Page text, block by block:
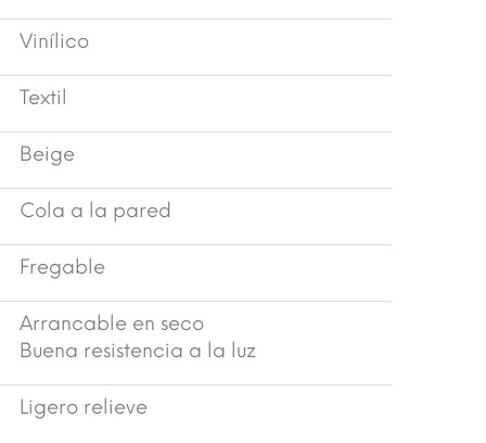
Vinílico
Textil
Beige
Cola a la pared
Fregable
Arrancable en seco
Buena resistencia a la luz
Ligero relieve